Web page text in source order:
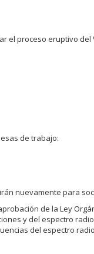
el proceso eruptivo del
de trabajo:
nuevamente para
de la Ley
y del espectro
del espectro